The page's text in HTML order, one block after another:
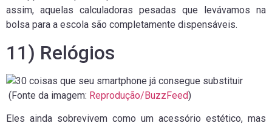
assim, aquelas calculadoras pesadas que levávamos na
bolsa para a escola são completamente dispensáveis.
11) Relógios
(Fonte da imagem: Reprodução/BuzzFeed)
Eles ainda sobrevivem como um acessório estético, mas